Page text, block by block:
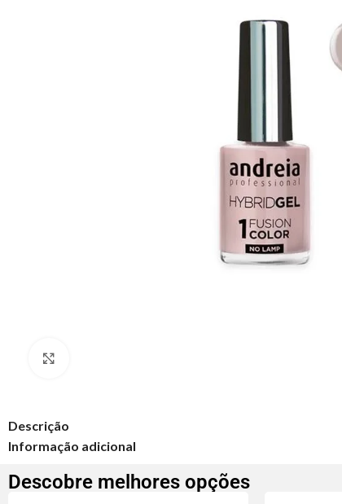
Descrição
Informação adicional
Descobre melhores opções